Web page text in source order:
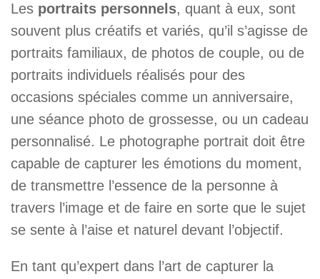
Les portraits personnels, quant à eux, sont
souvent plus créatifs et variés, qu’il s’agisse de
portraits familiaux, de photos de couple, ou de
portraits individuels réalisés pour des
occasions spéciales comme un anniversaire,
une séance photo de grossesse, ou un cadeau
personnalisé. Le photographe portrait doit être
capable de capturer les émotions du moment,
de transmettre l’essence de la personne à
travers l’image et de faire en sorte que le sujet
se sente à l’aise et naturel devant l’objectif.
En tant qu’expert dans l’art de capturer la